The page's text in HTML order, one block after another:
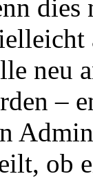
neu
–
ob